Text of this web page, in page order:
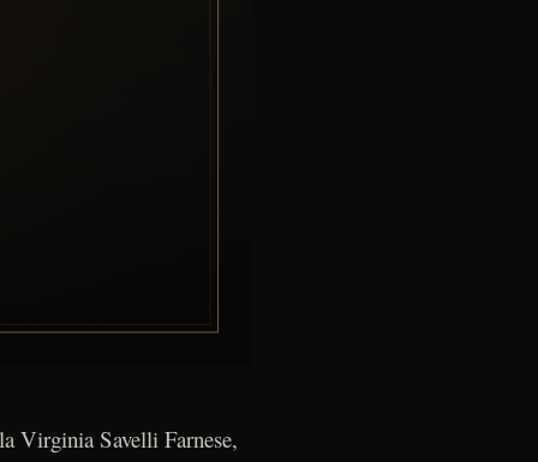
Virginia Savelli Farnese,